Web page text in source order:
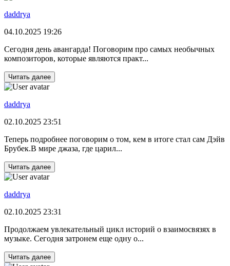
daddrya
04.10.2025 19:26
Сегодня день авангарда! Поговорим про самых необычных
композиторов, которые являются практ...
Читать далее
daddrya
02.10.2025 23:51
Теперь подробнее поговорим о том, кем в итоге стал сам Дэйв
Брубек.В мире джаза, где царил...
Читать далее
daddrya
02.10.2025 23:31
Продолжаем увлекательный цикл историй о взаимосвязях в
музыке. Сегодня затронем еще одну о...
Читать далее